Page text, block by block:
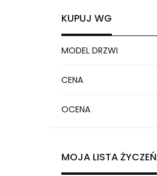
KUPUJ WG
MODEL DRZWI
CENA
OCENA
MOJA LISTA ŻYCZEŃ